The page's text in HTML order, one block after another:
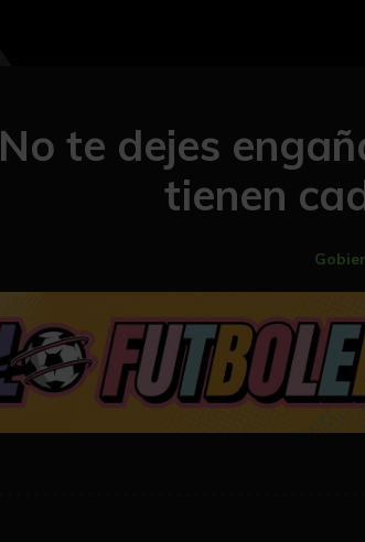
No te dejes
tienen